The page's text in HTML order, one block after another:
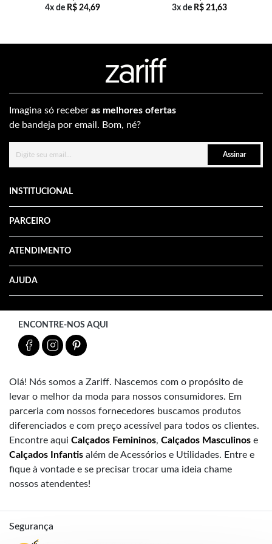
4x de R$ 24,69 3x de R$ 21,63
Imagina só receber as melhores ofertas
de bandeja por email. Bom, né?
Assinar
INSTITUCIONAL
PARCEIRO
ATENDIMENTO
AJUDA
ENCONTRE-NOS AQUI
Olá! Nós somos a Zariff. Nascemos com o propósito de
levar o melhor da moda para nossos consumidores. Em
parceria com nossos fornecedores buscamos produtos
diferenciados e com preço acessível para todos os clientes.
Encontre aqui Calçados Femininos, Calçados Masculinos e
Calçados Infantis além de Acessórios e Utilidades. Entre e
fique à vontade e se precisar trocar uma ideia chame
nossos atendentes!
Segurança